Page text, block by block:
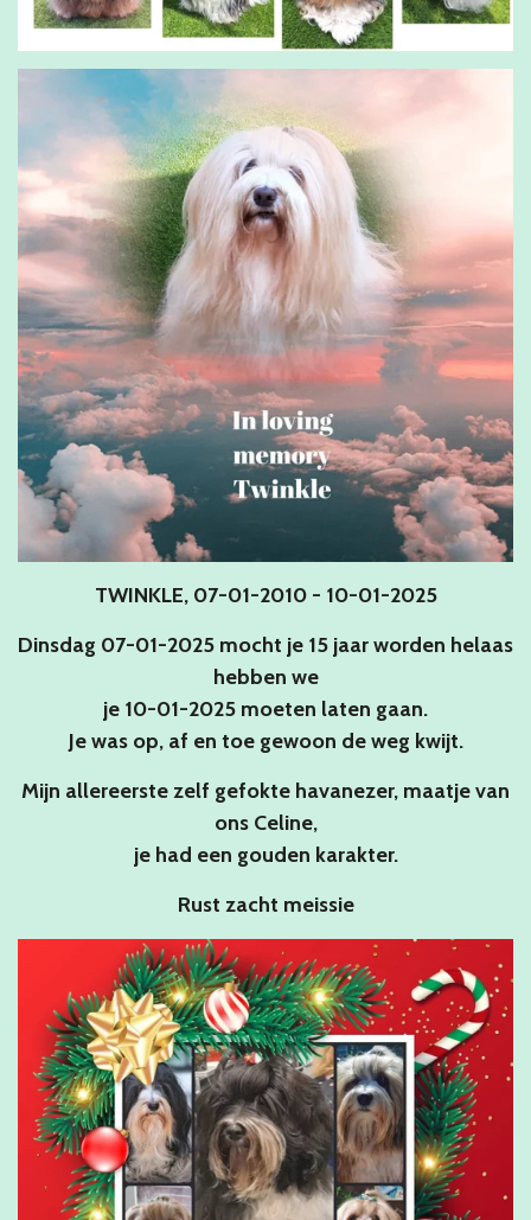
TWINKLE, 07-01-2010 - 10-01-2025
Dinsdag 07-01-2025 mocht je 15 jaar worden helaas
hebben we
je 10-01-2025 moeten laten gaan.
Je was op, af en toe gewoon de weg kwijt.
Mijn allereerste zelf gefokte havanezer, maatje van
ons Celine,
je had een gouden karakter.
Rust zacht meissie